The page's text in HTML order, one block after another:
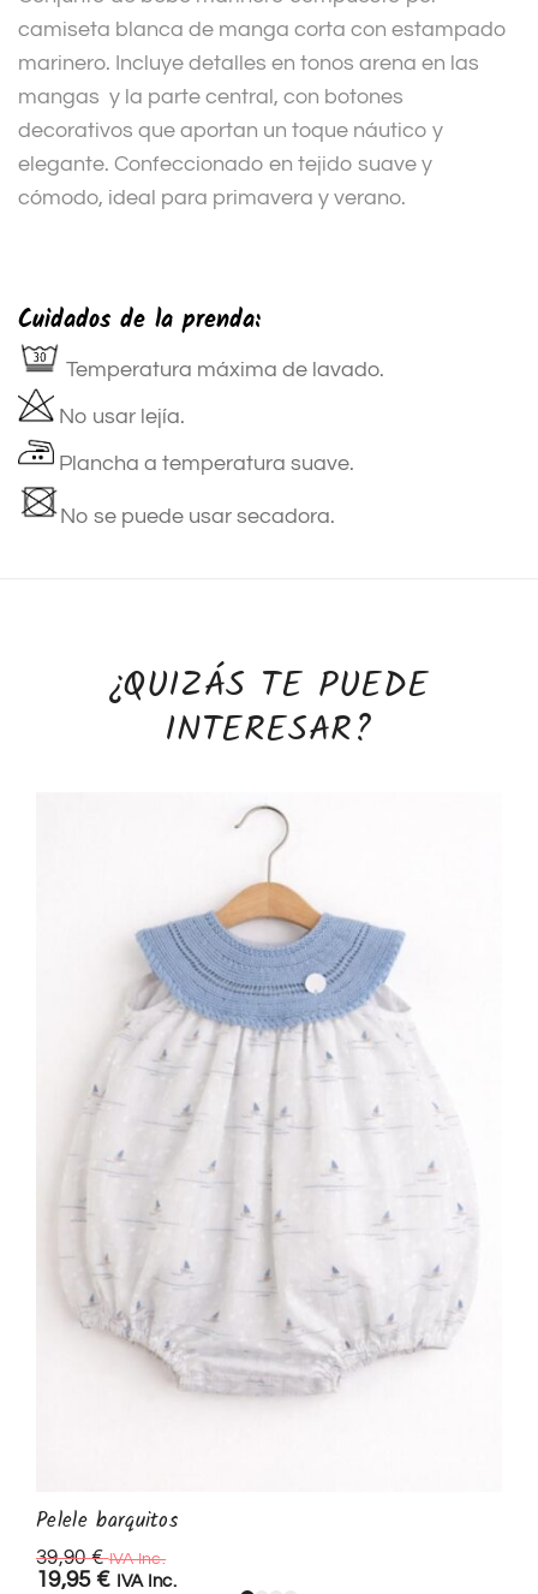
camiseta blanca de manga corta con estampado
marinero. Incluye detalles en tonos arena en las
mangas y la parte central, con botones
decorativos que aportan un toque náutico y
elegante. Confeccionado en tejido suave y
cómodo, ideal para primavera y verano.
Cuidados de la prenda:
Temperatura máxima de lavado.
No usar lejía.
Plancha a temperatura suave.
No se puede usar secadora.
¿QUIZÁS TE PUEDE
INTERESAR?
Pelele barquitos
39,90€ IVA Inc.
19,95 € IVA Inc.